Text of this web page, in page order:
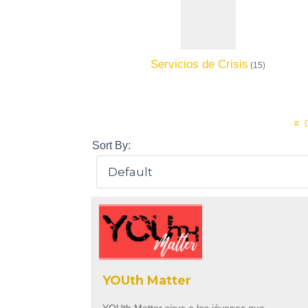
Servicios de Crisis (15)
#
Sort By:
YOUth Matter